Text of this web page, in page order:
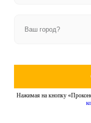
Нажимая на кнопку